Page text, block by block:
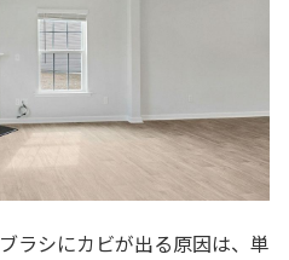
ラシにカビが出る原因は、単